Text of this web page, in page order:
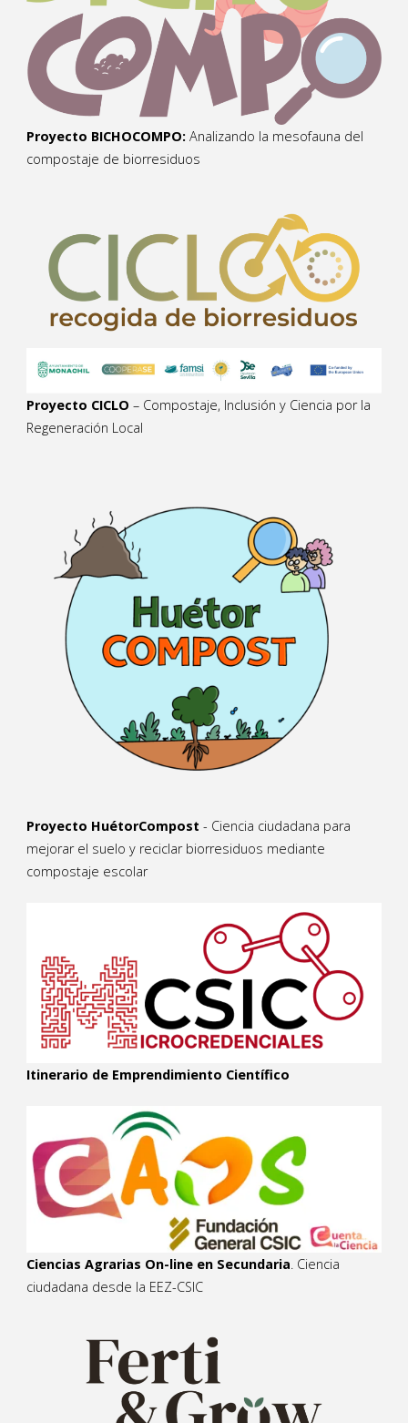
Proyecto BICHOCOMPO: Analizando la mesofauna del
compostaje de biorresiduos
Proyecto CICLO – Compostaje, Inclusión y Ciencia por la
Regeneración Local
Proyecto HuétorCompost - Ciencia ciudadana para
mejorar el suelo y reciclar biorresiduos mediante
compostaje escolar
Itinerario de Emprendimiento Científico
Ciencias Agrarias On-line en Secundaria. Ciencia
ciudadana desde la EEZ-CSIC